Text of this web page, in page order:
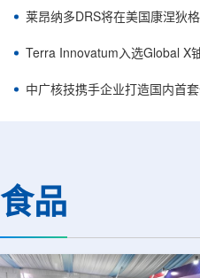
莱昂纳多DRS将在美国康涅狄
Terra Innovatum入选Global X
中广核技携手企业打造国内首
食品